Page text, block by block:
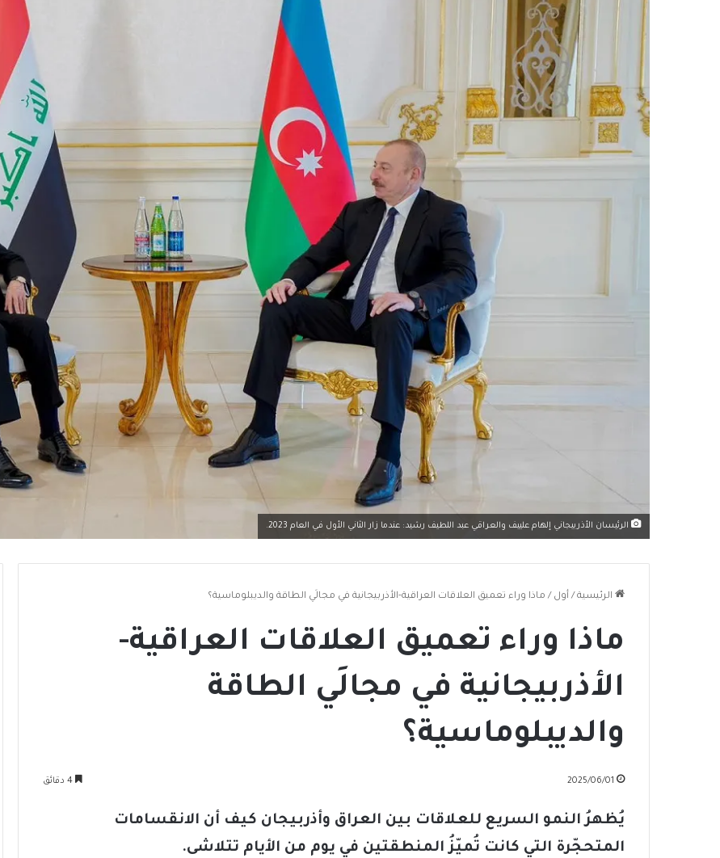
الرئيسان الأذربيجاني إلهام علييف والعراقي عبد اللطيف رشيد: عندما زار الثاني الأول في العام 2023.
الرئيسية / أول / ماذا وراء تعميق العلاقات العراقية-الأذربيجانية في مجالَي الطاقة والديبلوماسية؟
ماذا وراء تعميق العلاقات العراقية-
الأذربيجانية في مجالَي الطاقة
والديبلوماسية؟
2025/06/01
يُظهرُ النمو السريع للعلاقات بين العراق وأذربيجان كيف أن الانقسامات
المتحجّرة التي كانت تُميّزُ المنطقتين في يوم من الأيام تتلاشى.